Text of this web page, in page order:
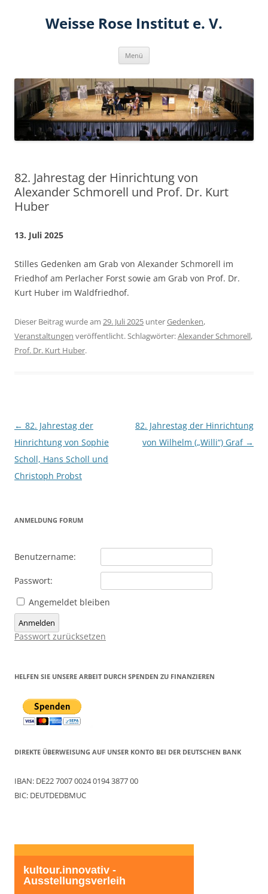
springenWeisse Rose Institut e. V.
Menü
82. Jahrestag der Hinrichtung von
Alexander Schmorell und Prof. Dr. Kurt
Huber
13. Juli 2025
Stilles Gedenken am Grab von Alexander Schmorell im
Friedhof am Perlacher Forst sowie am Grab von Prof. Dr.
Kurt Huber im Waldfriedhof.
Dieser Beitrag wurde am 29. Juli 2025 unterGedenken,
Veranstaltungen veröffentlicht. Schlagwörter:Alexander Schmorell,
Prof. Dr. Kurt Huber.
Beitragsnavigation
← 82. Jahrestag der
Hinrichtung von Sophie
Scholl, Hans Scholl und
Christoph Probst
82. Jahrestag der Hinrichtung
von Wilhelm („Willi“) Graf →
ANMELDUNG FORUM
Benutzername:
Passwort:
Angemeldet bleiben
Anmelden
Passwort zurücksetzen
HELFEN SIE UNSERE ARBEIT DURCH SPENDEN ZU FINANZIEREN
DIREKTE ÜBERWEISUNG AUF UNSER KONTO BEI DER DEUTSCHEN BANK
IBAN: DE22 7007 0024 0194 3877 00
BIC: DEUTDEDBMUC
kultour.innovativ -
Ausstellungsverleih